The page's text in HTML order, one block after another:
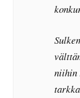
niihin